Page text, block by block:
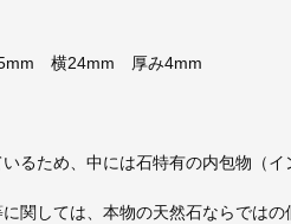
横24mm 厚み4mm
るため、中には石特有の内包物（
関しては、本物の天然石ならではの